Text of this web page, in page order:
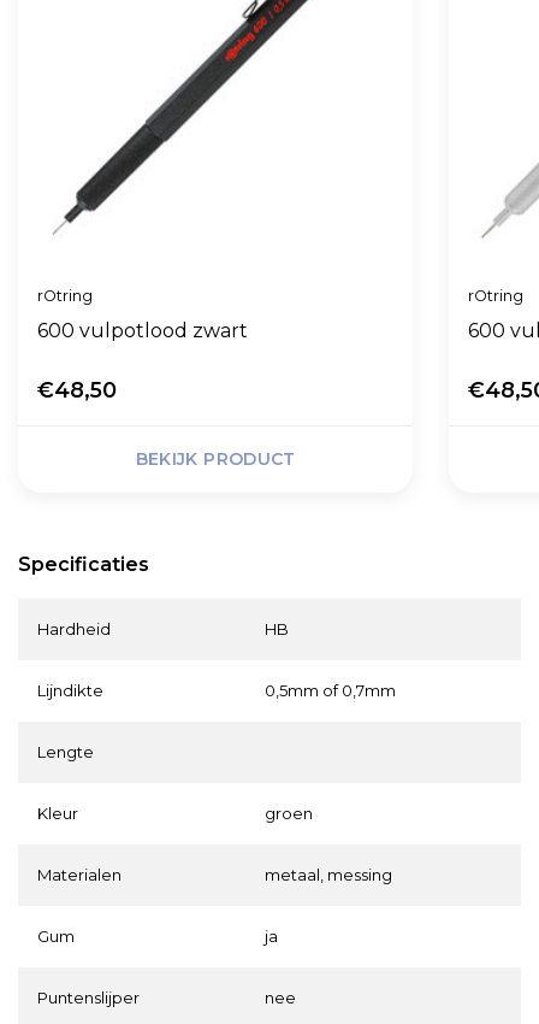
Specificaties
Hardheid HB
Lijndikte 0,5mm of 0,7mm
Lengte
Kleur groen
Materialen metaal, messing
Gum ja
Puntenslijper nee
rOtring
600 vulpotlood zwart
€48,50
BEKIJK PRODUCT
rOtring
600